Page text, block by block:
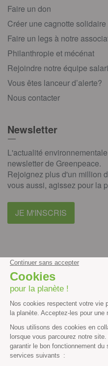
Faire un don
Créer une cagnotte solidaire
Faire un legs à notre
Philanthropie et mécénat
Rejoindre notre équipe
Vous êtes lanceur d’alerte?
Nous contacter
Newsletter
L'actualité
newsletter de Greenpeace.
Rejoignez plus d'un million
vous aussi, agissez pour la
JE M'INSCRIS
Contenus et
Politique
Les autres sites de